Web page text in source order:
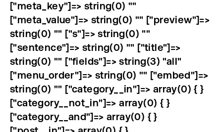
["meta_key"]=> string(0) ""
["meta_value"]=> string(0) "" ["preview"]=>
string(0) "" ["s"]=> string(0) ""
["sentence"]=> string(0) "" ["title"]=>
string(0) "" ["fields"]=> string(3) "all"
["menu_order"]=> string(0) "" ["embed"]=>
string(0) "" ["category__in"]=> array(0) { }
["category__not_in"]=> array(0) { }
["category__and"]=> array(0) { }